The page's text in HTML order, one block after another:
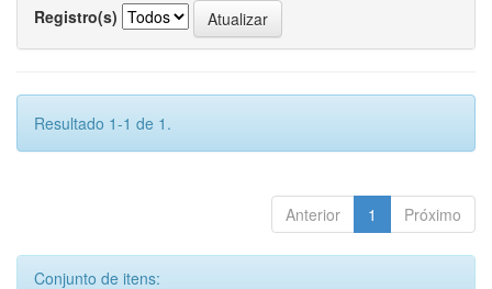
Registro(s)
Resultado 1-1 de 1.
Anterior 1 Próximo
Conjunto de itens: